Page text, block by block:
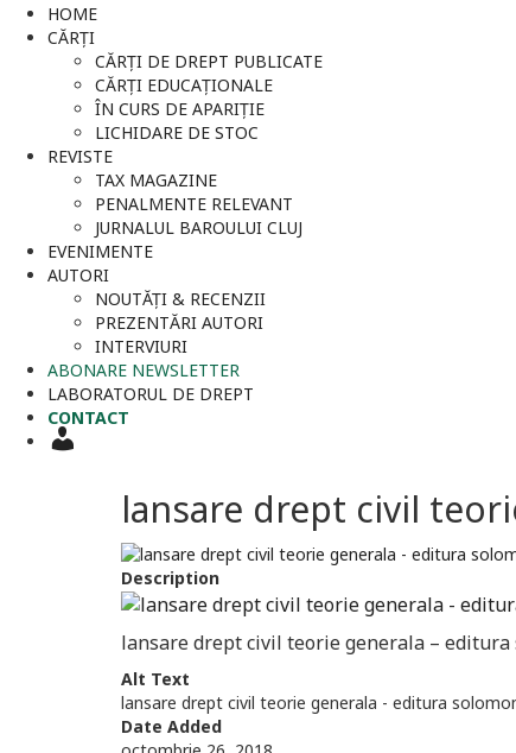
HOME
CĂRȚI
CĂRȚI DE DREPT PUBLICATE
CĂRȚI EDUCAȚIONALE
ÎN CURS DE APARIȚIE
LICHIDARE DE STOC
REVISTE
TAX MAGAZINE
PENALMENTE RELEVANT
JURNALUL BAROULUI CLUJ
EVENIMENTE
AUTORI
NOUTĂȚI & RECENZII
PREZENTĂRI AUTORI
INTERVIURI
ABONARE NEWSLETTER
LABORATORUL DE DREPT
CONTACT
CONTUL
lansare drept civil
Description
lansare drept civil teorie generala – editura
Alt Text
lansare drept civil teorie generala - editura
Date Added